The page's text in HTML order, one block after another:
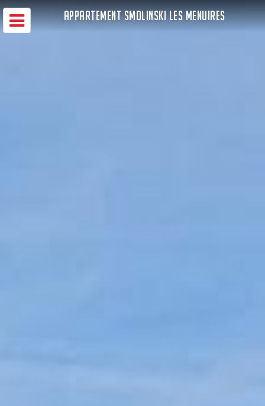
APPARTEMENT SMOLINSKI LES MENUIRES